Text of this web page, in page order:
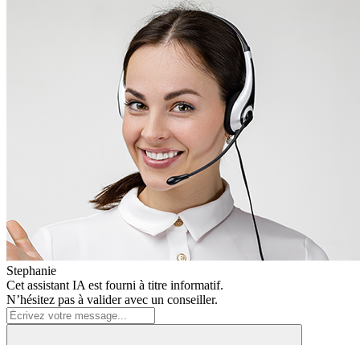
Stephanie
Cet assistant IA est fourni à titre informatif.
N’hésitez pas à valider avec un conseiller.